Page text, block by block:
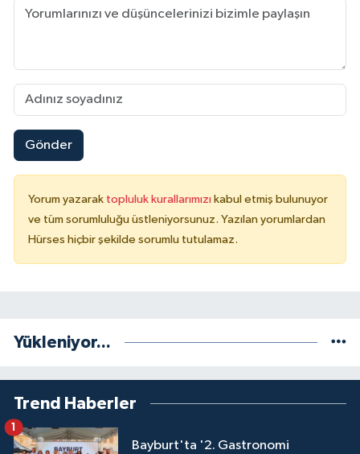
Gönder
Yorum yazarak topluluk kurallarımızı kabul etmiş bulunuyor
ve tüm sorumluluğu üstleniyorsunuz. Yazılan yorumlardan
Hürses hiçbir şekilde sorumlu tutulamaz.
Yükleniyor...
Trend Haberler
Bayburt'ta '2. Gastronomi
1